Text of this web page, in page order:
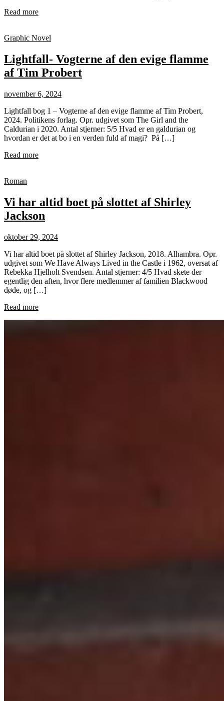
Read more
Graphic Novel
Lightfall- Vogterne af den evige flamme
af Tim Probert
november 6, 2024
Lightfall bog 1 – Vogterne af den evige flamme af Tim Probert,
2024. Politikens forlag. Opr. udgivet som The Girl and the
Caldurian i 2020. Antal stjerner: 5/5 Hvad er en galdurian og
hvordan er det at bo i en verden fuld af magi? På […]
Read more
Roman
Vi har altid boet på slottet af Shirley
Jackson
oktober 29, 2024
Vi har altid boet på slottet af Shirley Jackson, 2018. Alhambra. Opr.
udgivet som We Have Always Lived in the Castle i 1962, oversat af
Rebekka Hjelholt Svendsen. Antal stjerner: 4/5 Hvad skete der
egentlig den aften, hvor flere medlemmer af familien Blackwood
døde, og […]
Read more